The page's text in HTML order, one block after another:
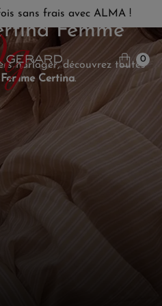
sans frais avec ALMA !
0
Femme
horloger, découvrez toutes
Certina.